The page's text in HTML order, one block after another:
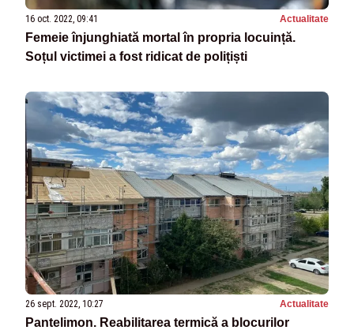
16 oct. 2022, 09:41 Actualitate
Femeie înjunghiată mortal în propria locuință.
Soțul victimei a fost ridicat de polițiști
26 sept. 2022, 10:27 Actualitate
Pantelimon. Reabilitarea termică a blocurilor